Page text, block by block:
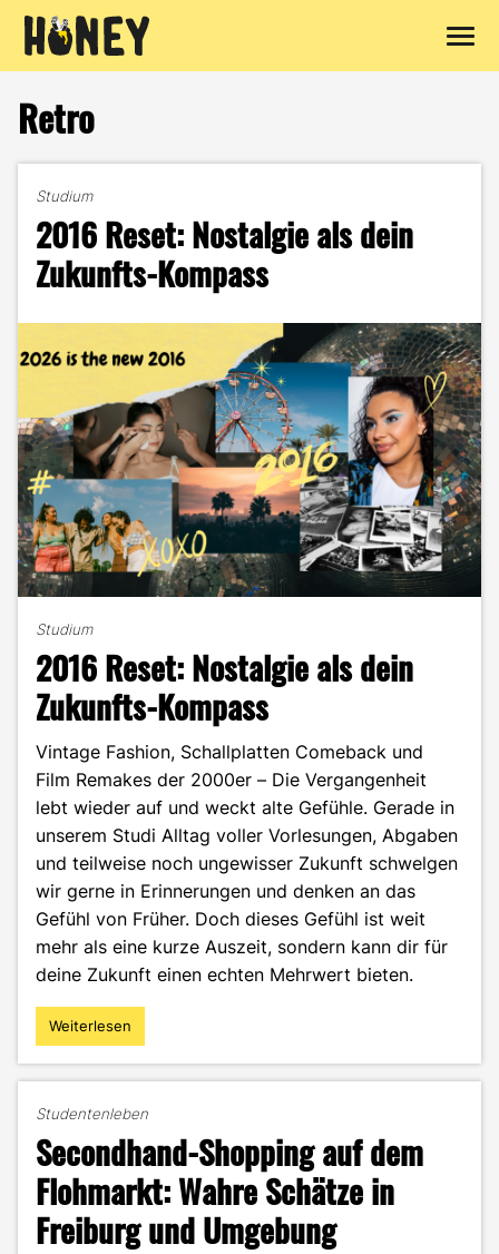
Inhalt
springen
Retro
Studium
2016 Reset: Nostalgie als dein
Zukunfts-Kompass
Studium
2016 Reset: Nostalgie als dein
Zukunfts-Kompass
Vintage Fashion, Schallplatten Comeback und
Film Remakes der 2000er – Die Vergangenheit
lebt wieder auf und weckt alte Gefühle. Gerade in
unserem Studi Alltag voller Vorlesungen, Abgaben
und teilweise noch ungewisser Zukunft schwelgen
wir gerne in Erinnerungen und denken an das
Gefühl von Früher. Doch dieses Gefühl ist weit
mehr als eine kurze Auszeit, sondern kann dir für
deine Zukunft einen echten Mehrwert bieten.
"2016
Reset:
dein
Zukunfts-
Kompass"
Weiterlesen
Studentenleben
Secondhand-Shopping auf dem
Flohmarkt: Wahre Schätze in
Freiburg und Umgebung